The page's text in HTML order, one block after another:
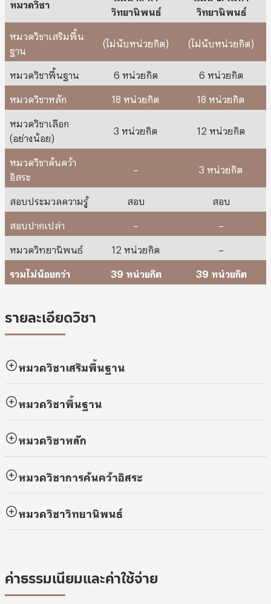
หมวดวิชา
วิทยานิพนธ์
วิทยานิพนธ์
หมวดวิชาเสริมพื้น
ฐาน
(ไม่นับหน่วยกิต) (ไม่นับหน่วยกิต)
หมวดวิชาพื้นฐาน 6 หน่วยกิต 6 หน่วยกิต
หมวดวิชาหลัก 18 หน่วยกิต 18 หน่วยกิต
หมวดวิชาเลือก
(อย่างน้อย)
3 หน่วยกิต 12 หน่วยกิต
หมวดวิชาค้นคว้า
อิสระ
3 หน่วยกิต
สอบประมวลความรู้ สอบ สอบ
สอบปากเปล่า
หมวดวิทยานิพนธ์ 12 หน่วยกิต
รวมไม่น้อยกว่า 39 หน่วยกิต 39 หน่วยกิต
รายละเอียดวิชา
หมวดวิชาเสริมพื้นฐาน
หมวดวิชาพื้นฐาน
หมวดวิชาหลัก
หมวดวิชาการค้นคว้าอิสระ
หมวดวิชาวิทยานิพนธ์
ค่าธรรมเนียมและค่าใช้จ่าย